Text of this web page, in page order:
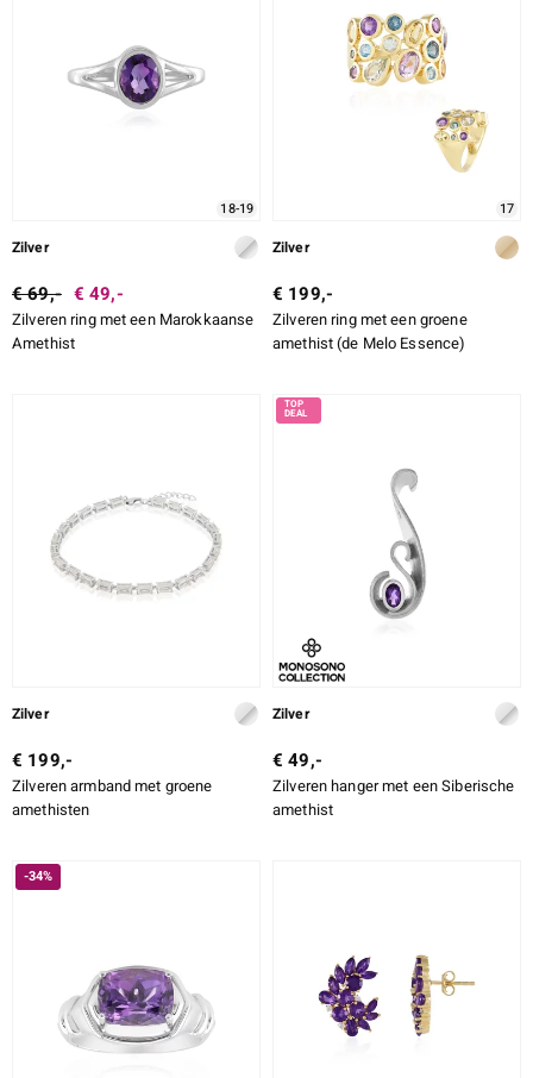
18-19
Zilver
€ 69,- € 49,-
Zilveren ring met een Marokkaanse
Amethist
17
Zilver
€ 199,-
Zilveren ring met een groene
amethist (de Melo Essence)
Zilver
€ 199,-
Zilveren armband met groene
amethisten
Zilver
€ 49,-
Zilveren hanger met een Siberische
amethist
-34%